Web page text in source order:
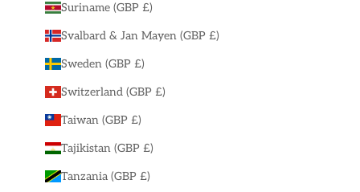
Suriname (GBP £)
Svalbard & Jan Mayen (GBP £)
Sweden (GBP £)
Switzerland (GBP £)
Taiwan (GBP £)
Tajikistan (GBP £)
Tanzania (GBP £)